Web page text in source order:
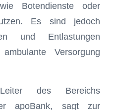
Botendienste oder
Es sind jedoch
und Entlastungen
Versorgung
des Bereichs
apoBank, sagt zur